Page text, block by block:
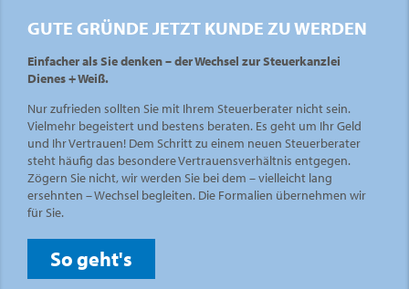
GUTE GRÜNDE JETZT KUNDE ZU WERDEN
Einfacher als Sie denken – der Wechsel zur Steuerkanzlei
Dienes + Weiß.
Nur zufrieden sollten Sie mit Ihrem Steuerberater nicht sein.
Vielmehr begeistert und bestens beraten. Es geht um Ihr Geld
und Ihr Vertrauen! Dem Schritt zu einem neuen Steuerberater
steht häufig das besondere Vertrauensverhältnis entgegen.
Zögern Sie nicht, wir werden Sie bei dem – vielleicht lang
ersehnten – Wechsel begleiten. Die Formalien übernehmen wir
für Sie.
So geht's